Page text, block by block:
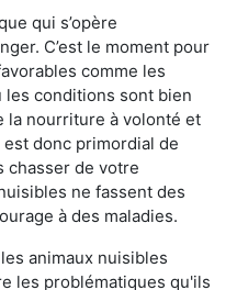
qui s’opère
C’est le moment pour
comme les
les conditions sont bien
la nourriture à volonté et
donc primordial de
chasser de votre
ne fassent des
à des maladies.
animaux nuisibles
les problématiques qu'ils